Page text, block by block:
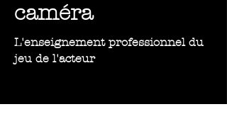
caméra
L'enseignement professionnel du
jeu de l'acteur